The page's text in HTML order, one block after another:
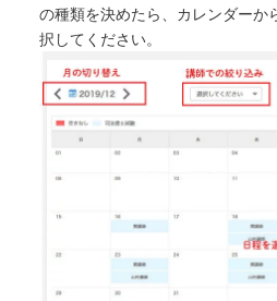
の種類を決めたら、カレンダーか
択してください。